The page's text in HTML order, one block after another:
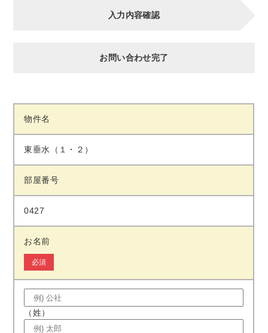
入力内容確認
お問い合わせ完了
物件名
東垂水（１・２）
部屋番号
0427
お名前
必須
（姓）